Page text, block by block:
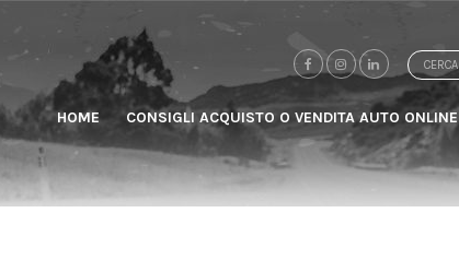
Search
for:
HOME CONSIGLI ACQUISTO O VENDITA AUTO ONLINE